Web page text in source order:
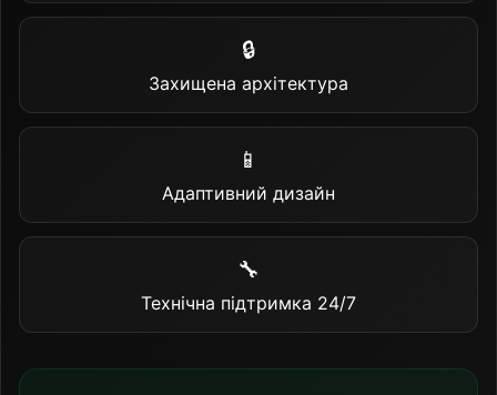
🔒
Захищена архітектура
📱
Адаптивний дизайн
🔧
Технічна підтримка 24/7